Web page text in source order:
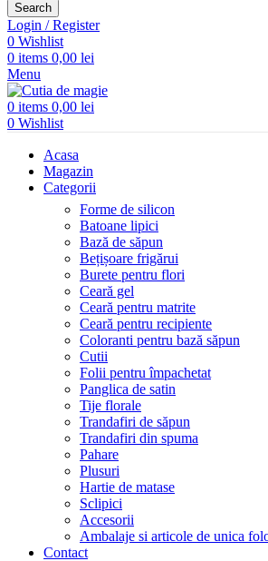
Search
Login / Register
0 Wishlist
0 items 0,00 lei
Menu
0 items 0,00 lei
0 Wishlist
Acasa
Magazin
Categorii
Forme de silicon
Batoane lipici
Bază de săpun
Bețișoare frigărui
Burete pentru flori
Ceară gel
Ceară pentru matrite
Ceară pentru recipiente
Coloranti pentru bază săpun
Cutii
Folii pentru împachetat
Panglica de satin
Tije florale
Trandafiri de săpun
Trandafiri din spuma
Pahare
Plusuri
Hartie de matase
Sclipici
Accesorii
Ambalaje si articole de unica
Contact